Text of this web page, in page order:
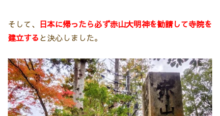
そして、 日本に帰ったら必ず赤山大明神を勧請して寺院を
建立すると決心しました。